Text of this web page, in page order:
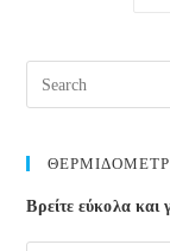
Βρείτε εύκολα και